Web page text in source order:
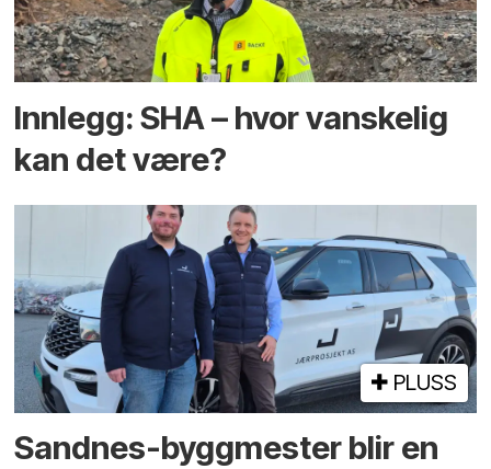
Innlegg: SHA – hvor vanskelig
kan det være?
PLUSS
Sandnes-byggmester blir en